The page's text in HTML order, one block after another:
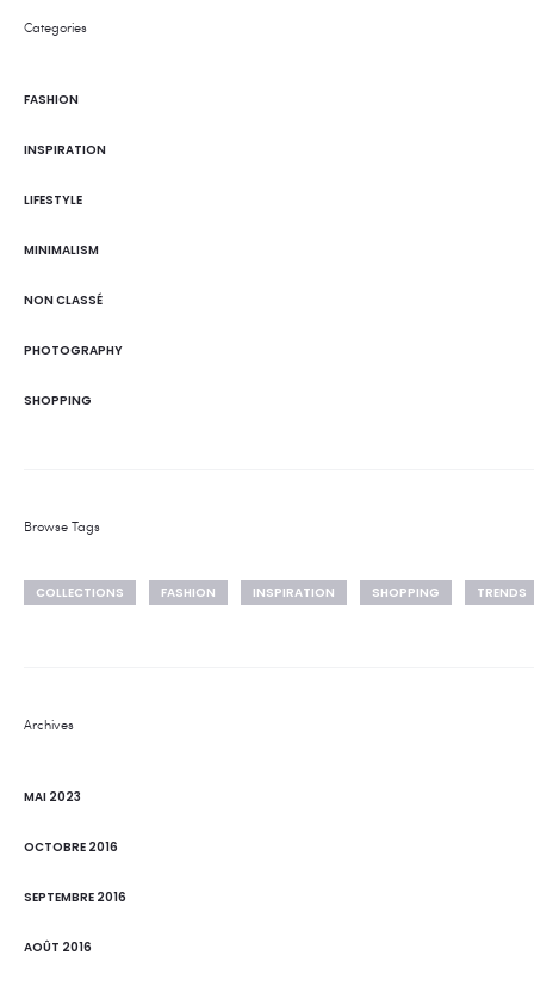
Categories
FASHION
INSPIRATION
LIFESTYLE
MINIMALISM
NON CLASSÉ
PHOTOGRAPHY
SHOPPING
Browse Tags
COLLECTIONS FASHION INSPIRATION SHOPPING TRENDS
Archives
MAI 2023
OCTOBRE 2016
SEPTEMBRE 2016
AOÛT 2016